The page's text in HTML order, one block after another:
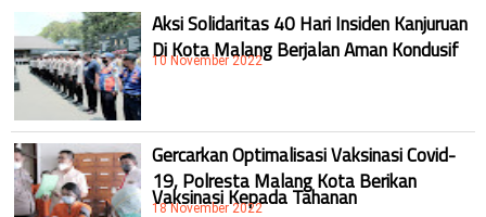
Aksi Solidaritas 40 Hari Insiden Kanjuruan
Di Kota Malang Berjalan Aman Kondusif
10 November 2022
Gercarkan Optimalisasi Vaksinasi Covid-
19, Polresta Malang Kota Berikan
Vaksinasi Kepada Tahanan
18 November 2022